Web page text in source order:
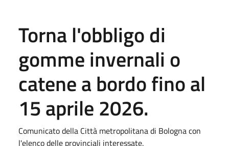
Torna l'obbligo di
gomme invernali o
catene a bordo fino al
15 aprile 2026.
Comunicato della Città metropolitana di Bologna con
l'elenco delle provinciali interessate.